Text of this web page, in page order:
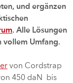
und ergänzen
. Alle Lösungen
vollem Umfang.
von Cordstrap
450 daN bis